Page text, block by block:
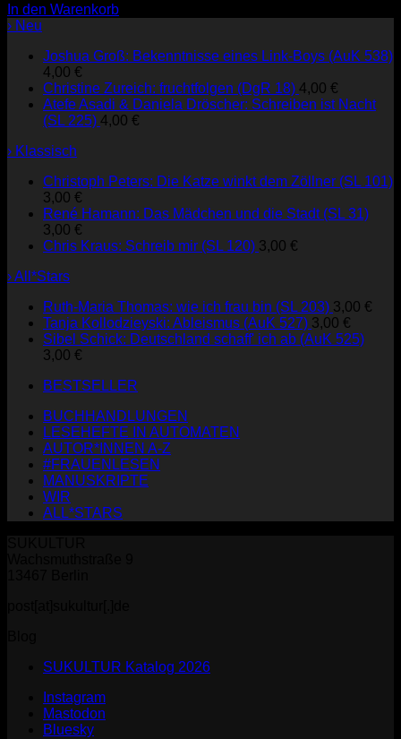
In den Warenkorb
› Neu
Joshua Groß: Bekenntnisse eines Link-Boys (AuK 538)
4,00 €
Christine Zureich: fruchtfolgen (DgR 18) 4,00 €
Atefe Asadi & Daniela Dröscher: Schreiben ist Nacht
(SL 225) 4,00 €
› Klassisch
Christoph Peters: Die Katze winkt dem Zöllner (SL 101)
3,00 €
René Hamann: Das Mädchen und die Stadt (SL 31)
3,00 €
Chris Kraus: Schreib mir (SL 120) 3,00 €
› All*Stars
Ruth-Maria Thomas: wie ich frau bin (SL 203) 3,00 €
Tanja Kollodzieyski: Ableismus (AuK 527) 3,00 €
Sibel Schick: Deutschland schaff' ich ab (AuK 525)
3,00 €
BESTSELLER
BUCHHANDLUNGEN
LESEHEFTE IN AUTOMATEN
AUTOR*INNEN A-Z
#FRAUENLESEN
MANUSKRIPTE
WIR
ALL*STARS
SUKULTUR Katalog 2026
Instagram
Mastodon
Bluesky